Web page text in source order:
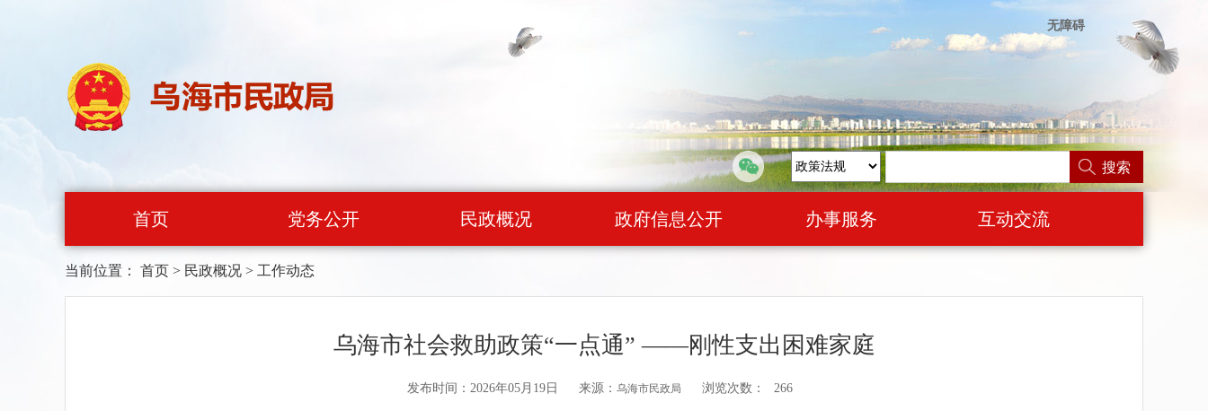
无障碍
搜索
首页 党务公开 民政概况 政府信息公开 办事服务 互动交流
当前位置： 首页 > 民政概况 > 工作动态
乌海市社会救助政策“一点通” ——刚性支出困难家庭
发布时间：2026年05月19日 来源： 乌海市民政局 浏览次数： 266